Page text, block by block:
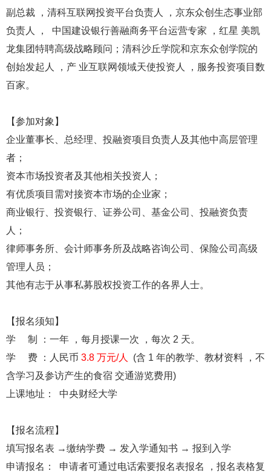
副总裁 ，清科互联网投资平台负责人 ，京东众创生态事业部
负责人 ， 中国建设银行善融商务平台运营专家 ，红星 美凯
龙集团特聘高级战略顾问；清科沙丘学院和京东众创学院的
创始发起人 ，产 业互联网领域天使投资人 ，服务投资项目数
百家。
【参加对象】
企业董事长、总经理、投融资项目负责人及其他中高层管理
者；
资本市场投资者及其他相关投资人；
有优质项目需对接资本市场的企业家；
商业银行、投资银行、证券公司、基金公司、投融资负责
人；
律师事务所、会计师事务所及战略咨询公司、保险公司高级
管理人员；
其他有志于从事私募股权投资工作的各界人士。
【报名须知】
学 制 ：一年 ，每月授课一次 ，每次 2 天。
学 费 ：人民币 3.8 万元/人
(含 1 年的教学、教材资料 ，不
含学习及参访产生的食宿 交通游览费用)
上课地址： 中央财经大学
【报名流程】
填写报名表 →缴纳学费 → 发入学通知书 → 报到入学
申请报名： 申请者可通过电话索要报名表报名 ，报名表格复